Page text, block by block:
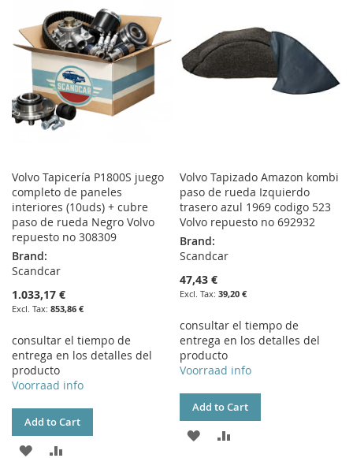
LIST
LIST
Volvo Tapicería P1800S juego
completo de paneles
interiores (10uds) + cubre
paso de rueda Negro Volvo
repuesto no 308309
Brand:
Scandcar
1.033,17 €
853,86 €
consultar el tiempo de
entrega en los detalles del
producto
Voorraad info
Add to Cart
ADD
Volvo Tapizado Amazon kombi
paso de rueda Izquierdo
trasero azul 1969 codigo 523
Volvo repuesto no 692932
Brand:
Scandcar
47,43 €
39,20 €
consultar el tiempo de
entrega en los detalles del
producto
Voorraad info
Add to Cart
ADD